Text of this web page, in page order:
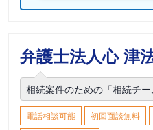
弁護士法人心 津
相続案件のための「相続チ
電話相談可能 初回面談無料